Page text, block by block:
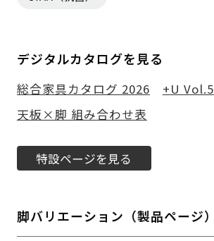
デジタルカタログを見る
総合家具カタログ 2026
+U Vol.5
天板×脚 組み合わせ表
特設ページを見る
脚バリエーション（製品ページ）